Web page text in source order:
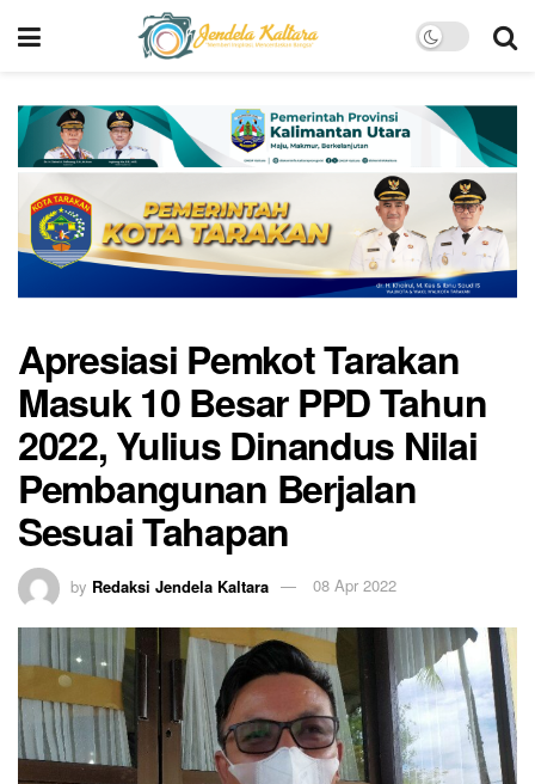
Apresiasi Pemkot Tarakan
Masuk 10 Besar PPD Tahun
2022, Yulius Dinandus Nilai
Pembangunan Berjalan
Sesuai Tahapan
by Redaksi Jendela Kaltara 08 Apr 2022